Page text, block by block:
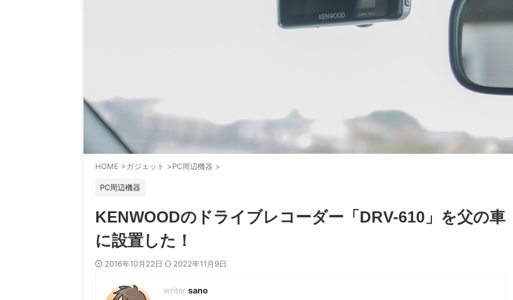
HOME >ガジェット >PC周辺機器 >
PC周辺機器
KENWOODのドライブレコーダー「DRV-610」を父の車
に設置した！
2016年10月22日 2022年11月9日
sano